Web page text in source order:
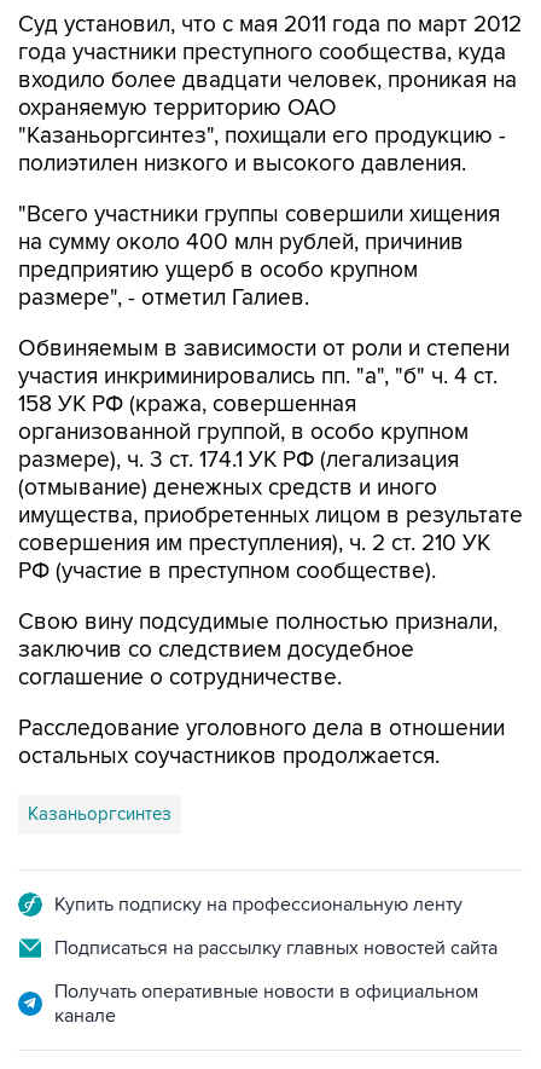
входило более двадцати человек, проникая на
охраняемую территорию ОАО
"Казаньоргсинтез", похищали его продукцию -
полиэтилен низкого и высокого давления.
"Всего участники группы совершили хищения
предприятию ущерб в особо крупном
размере", - отметил Галиев.
Обвиняемым в зависимости от роли и степени
158 УК РФ (кража, совершенная
организованной группой, в особо крупном
размере), ч. 3 ст. 174.1 УК РФ (легализация
(отмывание) денежных средств и иного
имущества, приобретенных лицом в результате
совершения им преступления), ч. 2 ст. 210 УК
РФ (участие в преступном сообществе).
Свою вину подсудимые полностью признали,
соглашение о сотрудничестве.
Расследование уголовного дела в отношении
Казаньоргсинтез
Подписаться на рассылку главных новостей сайта
Получать оперативные новости в официальном